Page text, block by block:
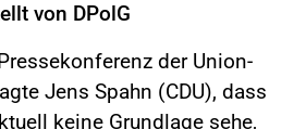
von DPolG
der Union-
Jens Spahn (CDU), dass
keine Grundlage sehe,